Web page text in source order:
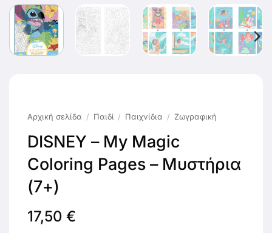
Αρχική σελίδα / Παιδί / Παιχνίδια / Ζωγραφική
DISNEY – My Magic
Coloring Pages – Μυστήρια
(7+)
17,50 €